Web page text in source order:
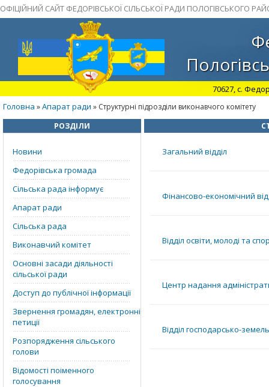
ОФІЦІЙНИЙ САЙТ ФЕДОРІВСЬКОЇ СІЛЬСЬКОЇ РАДИ ПОЛОГІВСЬКОГО
70627, с.
Головна »Апарат ради » Структурні підрозділи виконавчого комітету
РОЗДІЛИ
Новини
Федорівська громада
Сільська рада інформує
Апарат ради
Сільська рада
Виконавчий комітет
Основні засади діяльності
сільської ради
Доступ до публічної інформації
Звернення громадян, електронні
петиції
Розпорядження сільського
голови
Відомості поіменного
голосування
Загальний відділ
Фінансово-економічний
Відділ освіти, молоді та
Центр надання
Відділ господарсько-